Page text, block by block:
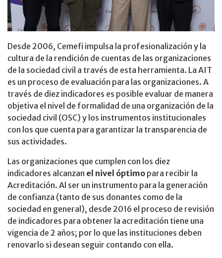
Desde 2006, Cemefi impulsa la profesionalización y la
cultura de la rendición de cuentas de las organizaciones
de la sociedad civil a través de esta herramienta. La AIT
es un proceso de evaluación para las organizaciones. A
través de diez indicadores es posible evaluar de manera
objetiva el nivel de formalidad de una organización de la
sociedad civil (OSC) y los instrumentos institucionales
con los que cuenta para garantizar la transparencia de
sus actividades.
Las organizaciones que cumplen con los diez
indicadores alcanzan el nivel óptimo para recibir la
Acreditación. Al ser un instrumento para la generación
de confianza (tanto de sus donantes como de la
sociedad en general), desde 2016 el proceso de revisión
de indicadores para obtener la acreditación tiene una
vigencia de 2 años; por lo que las instituciones deben
renovarlo si desean seguir contando con ella.